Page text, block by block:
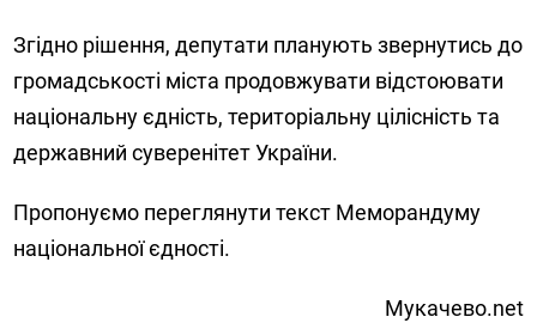
Згідно рішення, депутати планують звернутись до
громадськості міста продовжувати відстоювати
національну єдність, територіальну цілісність та
державний суверенітет України.
Пропонуємо переглянути текст Меморандуму
національної єдності.
Мукачево.net